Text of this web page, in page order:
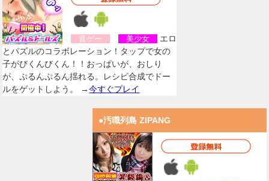
音ゲー 美少女
エロ
とパズルのコラボレーション！タップで女の
子がびくんびくん！！おっぱいが、おしり
が、ぷるんぷるん揺れる。レシピ合成でドー
ルをゲットしよう。 →今すぐプレイ
●汚職列島 ZIPANG